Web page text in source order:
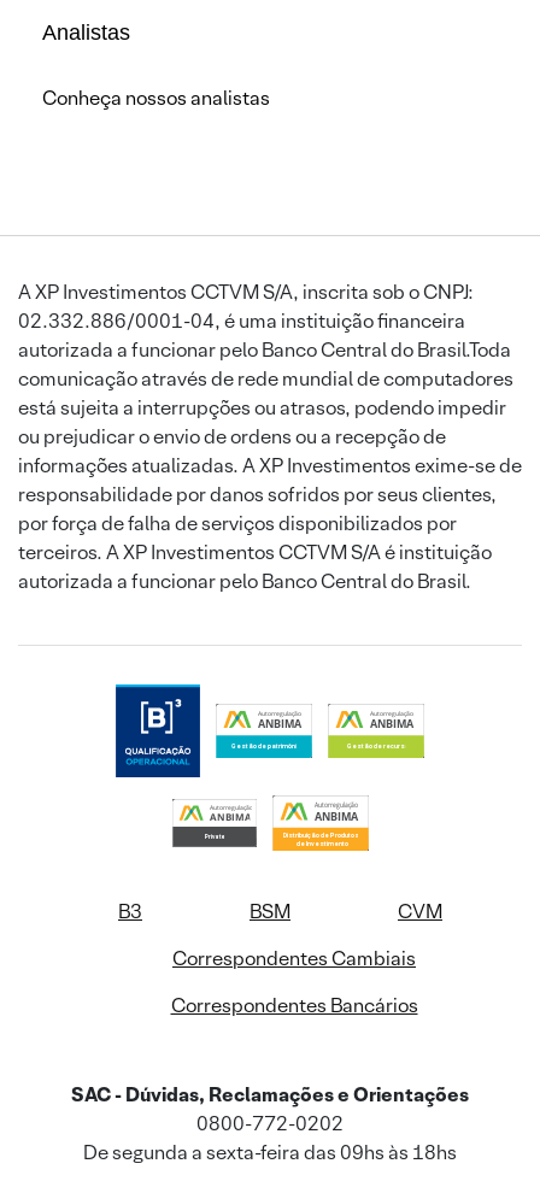
Analistas
Conheça nossos analistas
A XP Investimentos CCTVM S/A, inscrita sob o CNPJ:
02.332.886/0001-04, é uma instituição financeira
autorizada a funcionar pelo Banco Central do Brasil.Toda
comunicação através de rede mundial de computadores
está sujeita a interrupções ou atrasos, podendo impedir
ou prejudicar o envio de ordens ou a recepção de
informações atualizadas. A XP Investimentos exime-se de
responsabilidade por danos sofridos por seus clientes,
por força de falha de serviços disponibilizados por
terceiros. A XP Investimentos CCTVM S/A é instituição
autorizada a funcionar pelo Banco Central do Brasil.
B3 BSM
CVM
Correspondentes Cambiais
Correspondentes Bancários
SAC - Dúvidas, Reclamações e Orientações
0800-772-0202
De segunda a sexta-feira das 09hs às 18hs